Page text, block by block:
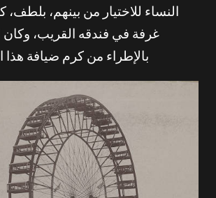
النساء للاختيار من بينهم، بلطف،
غرفة في فندقه القريب، وكان
بالإطراء من كرم ضيافة هذا